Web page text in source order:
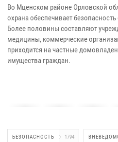
Во Мценском районе Орловской
охрана обеспечивает
Более половины составляют
медицины, коммерческие
приходится на частные
имущества граждан.
БЕЗОПАСНОСТЬ 1794